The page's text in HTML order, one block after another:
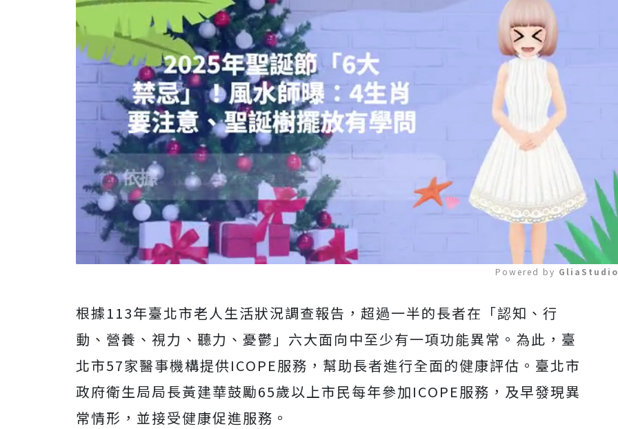
Powered by
根據113年臺北市老人生活狀況調查報告，超過一半的長者在「認知、行
動、營養、視力、聽力、憂鬱」六大面向中至少有一項功能異常。為此，臺
北市57家醫事機構提供ICOPE服務，幫助長者進行全面的健康評估。臺北市
政府衛生局局長黃建華鼓勵65歲以上市民每年參加ICOPE服務，及早發現異
常情形，並接受健康促進服務。